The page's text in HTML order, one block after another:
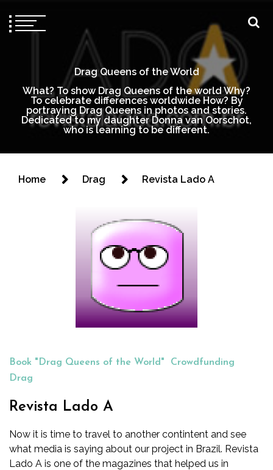
Drag Queens of the World
What? To show Drag Queens of the world Why?
To celebrate differences worldwide How? By
portraying Drag Queens in photos and stories.
Dedicated to my daughter Donna van Oorschot,
who is learning to be different.
Home Drag Revista Lado A
Book "Drag Queens of the World"
Crowdfunding
Drag
Revista Lado A
Now it is time to travel to another contintent and see
what media is saying about our project in Brazil. Revista
Lado A is one of the magazines that helped us in